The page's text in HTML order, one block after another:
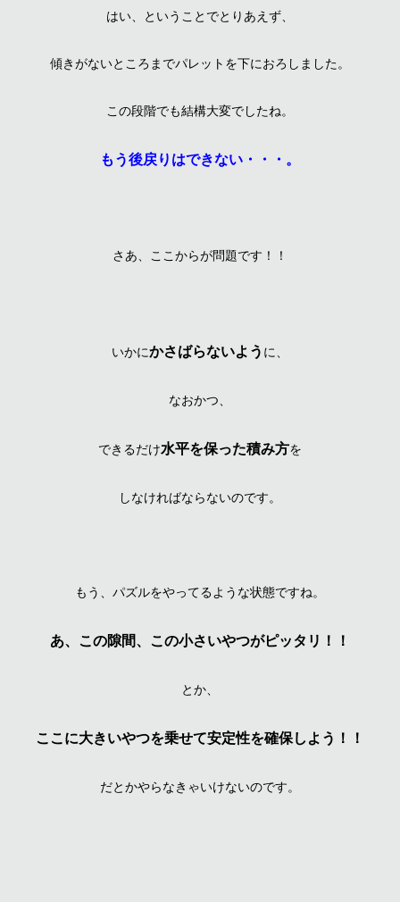
はい、ということでとりあえず、
傾きがないところまでパレットを下におろしました。
この段階でも結構大変でしたね。
もう後戻りはできない・・・。
さあ、ここからが問題です！！
いかにかさばらないよう に、
なおかつ、
できるだけ水平を保った積み方を
しなければならないのです。
もう、パズルをやってるような状態ですね。
あ、この隙間、この小さいやつがピッタリ！！
とか、
ここに大きいやつを乗せて安定性を確保しよう！！
だとかやらなきゃいけないのです。